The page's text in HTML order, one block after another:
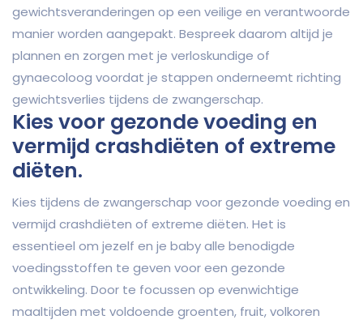
gewichtsveranderingen op een veilige en verantwoorde
manier worden aangepakt. Bespreek daarom altijd je
plannen en zorgen met je verloskundige of
gynaecoloog voordat je stappen onderneemt richting
gewichtsverlies tijdens de zwangerschap.
Kies voor gezonde voeding en
vermijd crashdiëten of extreme
diëten.
Kies tijdens de zwangerschap voor gezonde voeding en
vermijd crashdiëten of extreme diëten. Het is
essentieel om jezelf en je baby alle benodigde
voedingsstoffen te geven voor een gezonde
ontwikkeling. Door te focussen op evenwichtige
maaltijden met voldoende groenten, fruit, volkoren